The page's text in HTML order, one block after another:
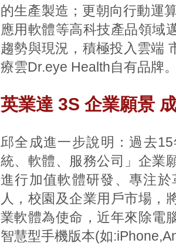
的生產製造；更朝向行動運
應用軟體等高科技產品領域
趨勢與現況，積極投入雲端
療雲Dr.eye Health自有品牌
英業達 3S 企業願景
邱全成進一步說明：過去
統、軟體、服務公司」企業
進行加值軟體研發、專注
人，校園及企業用戶市場，
業軟體為使命，近年來除電
智慧型手機版本(如